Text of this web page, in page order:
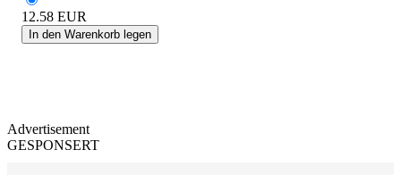
12.58 EUR
In den Warenkorb legen
Advertisement
GESPONSERT